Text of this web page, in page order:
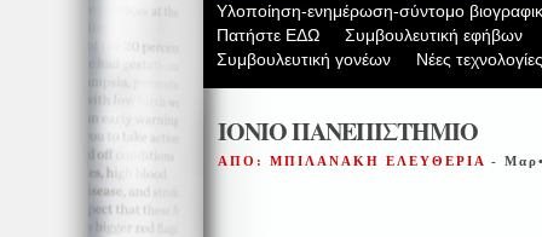
Υλοποίηση-ενημέρωση-σύντομο
Πατήστε ΕΔΩ
Συμβουλευτική εφήβων
Συμβουλευτική γονέων
Νέες τεχνολογίες
IONIO ΠΑΝΕΠΙΣΤΗΜΙΟ
ΑΠΟ: ΜΠΙΛΑΝΑΚΗ ΕΛΕΥΘΕΡΙΑ -